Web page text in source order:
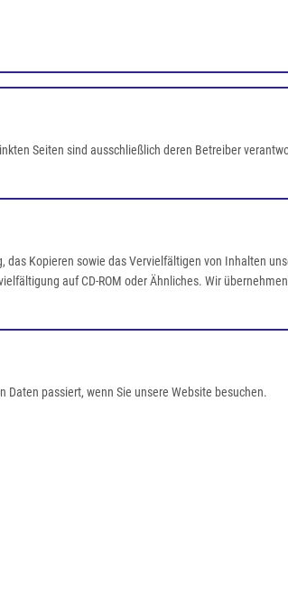
Seiten sind ausschließlich deren Betreiber
Kopieren sowie das Vervielfältigen von Inhalten
auf CD-ROM oder Ähnliches. Wir
passiert, wenn Sie unsere Website besuchen.